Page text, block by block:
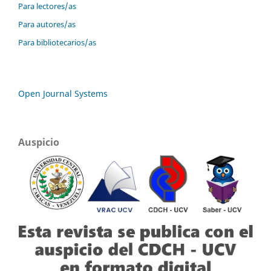
Para lectores/as
Para autores/as
Para bibliotecarios/as
Open Journal Systems
Auspicio